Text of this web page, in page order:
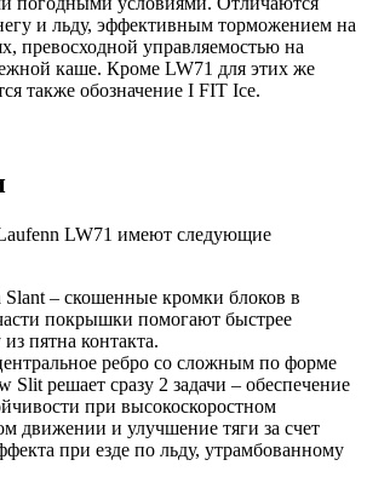
и льду, эффективным торможением на
превосходной управляемостью на
каше. Кроме LW71 для этих же
также обозначение I FIT Ice.
LW71 имеют следующие
– скошенные кромки блоков в
покрышки помогают быстрее
пятна контакта.
ребро со сложным по форме
Slit решает сразу 2 задачи – обеспечение
при высокоскоростном
движении и улучшение тяги за счет
при езде по льду, утрамбованному